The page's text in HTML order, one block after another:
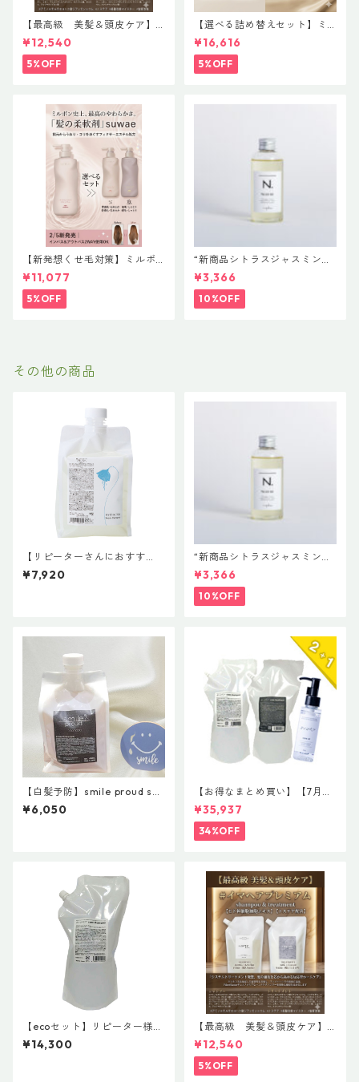
【最高級 美髪＆頭皮ケア】
＃イマヘアプレミアムshampo
o＆treatment【ヒト幹細胞細
胞エキス】【トステア配合】
¥12,540
5%OFF
【選べる詰め替えセット】ミ
ルボン 新ブランド「suwae
（スワエ）」｜リラクシング
シャンプー 1000mL ￥7,590
＋ トリートメント 1000g￥9,
¥16,616
5%OFF
【新発想くせ毛対策】ミルボ
ン 新ブランド「suwae（スワ
エ）」ボトルサイズ選べるセ
ット｜リラクシングシャンプ
ー 500mL ＋ トリートメント
¥11,077
5%OFF
“新商品シトラスジャスミン入
荷” N. ポリッシュオイル NE
T.150ml 定価3400円（税込37
40円）
¥3,366
10%OFF
その他の商品
【リピーターさんにおすす
め】HSC強髪 HSC リペアシャ
ンプー 1000mL
¥7,920
“新商品シトラスジャスミン入
荷” N. ポリッシュオイル NE
T.150ml 定価3400円（税込37
40円）
¥3,366
10%OFF
【白髪予防】smile proud sha
mpoo 1000ml スマイルプ
ラウドシャンプー【スマイル
¥6,050
【お得なまとめ買い】【7月末
まで限定】驚愕の2+1企画！#
イマヘア 贅沢コンプリートセ
ット 「今の髪が、一番好きに
なる。」
¥35,937
34%OFF
【ecoセット】リピーター様に
おすすめ！ #イマヘア 詰め
替えレフィル お徳用 ケア
¥14,300
【最高級 美髪＆頭皮ケア】
＃イマヘアプレミアムshampo
o＆treatment【ヒト幹細胞細
胞エキス】【トステア配合】
¥12,540
5%OFF